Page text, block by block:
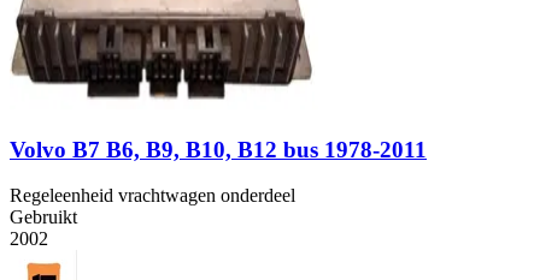
Volvo B7 B6, B9, B10, B12 bus 1978-2011
Regeleenheid vrachtwagen onderdeel
Gebruikt
2002